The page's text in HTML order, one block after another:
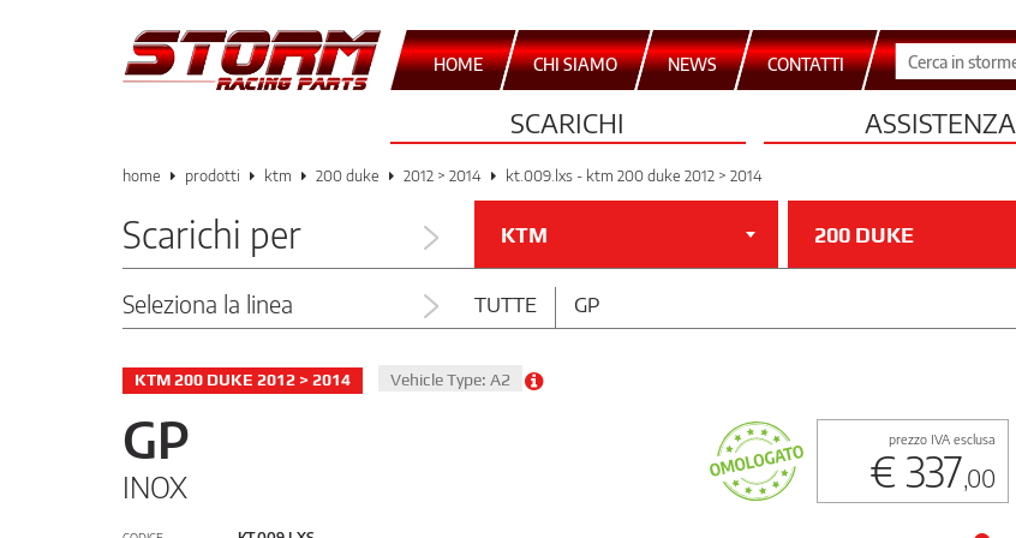
HOME CHI SIAMO NEWS CONTATTI
SCARICHI ASSISTENZA
home prodotti ktm 200 duke 2012 > 2014 kt.009.lxs - ktm 200 duke 2012 > 2014
Scarichi per KTM 200 DUKE
Seleziona la linea TUTTE GP
KTM 200 DUKE 2012 > 2014 Vehicle Type: A2
GP
INOX
prezzo IVA esclusa
€ 337,00